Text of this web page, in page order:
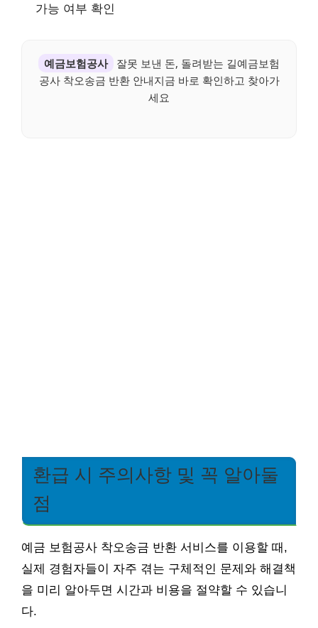
가능 여부 확인
예금보험공사
잘못 보낸 돈, 돌려받는 길예금보험
공사 착오송금 반환 안내지금 바로 확인하고 찾아가
세요
환급 시 주의사항 및 꼭 알아둘
점
예금 보험공사 착오송금 반환 서비스를 이용할 때,
실제 경험자들이 자주 겪는 구체적인 문제와 해결책
을 미리 알아두면 시간과 비용을 절약할 수 있습니
다.